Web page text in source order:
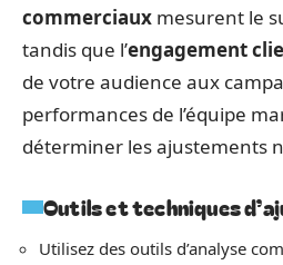
commerciaux mesurent le
tandis que l’engagement
de votre audience aux
performances de l’équipe
déterminer les ajustements
Outils et techniques
Utilisez des outils d’analyse